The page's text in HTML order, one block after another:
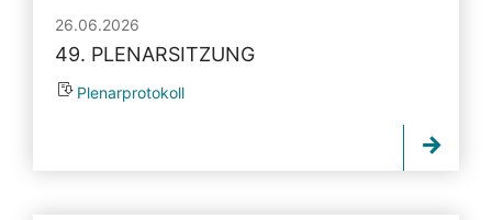
26.06.2026
49. PLENARSITZUNG
Plenarprotokoll